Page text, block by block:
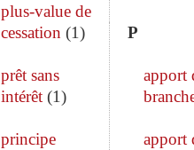
plus-value de
cessation (1)
prêt sans
intérêt(1)
principe
P
apport
apport